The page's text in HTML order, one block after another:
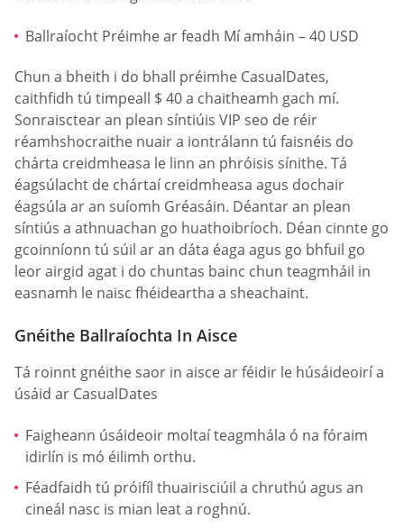
Ballraíocht Préimhe ar feadh Mí amháin – 40 USD
Chun a bheith i do bhall préimhe СasualDates,
caithfidh tú timpeall $ 40 a chaitheamh gach mí.
Sonraisctear an plean síntiúis VIP seo de réir
réamhshocraithe nuair a iontrálann tú faisnéis do
chárta creidmheasa le linn an phróisis sínithe. Tá
éagsúlacht de chártaí creidmheasa agus dochair
éagsúla ar an suíomh Gréasáin. Déantar an plean
síntiús a athnuachan go huathoibríoch. Déan cinnte go
gcoinníonn tú súil ar an dáta éaga agus go bhfuil go
leor airgid agat i do chuntas bainc chun teagmháil in
easnamh le naisc fhéideartha a sheachaint.
Gnéithe Ballraíochta In Aisce
Tá roinnt gnéithe saor in aisce ar féidir le húsáideoirí a
úsáid ar СasualDates
Faigheann úsáideoir moltaí teagmhála ó na fóraim
idirlín is mó éilimh orthu.
Féadfaidh tú próifíl thuairisciúil a chruthú agus an
cineál nasc is mian leat a roghnú.